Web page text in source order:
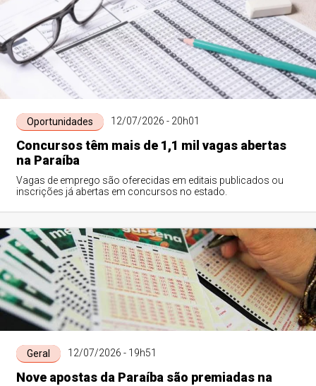
Oportunidades 12/07/2026 - 20h01
Concursos têm mais de 1,1 mil vagas abertas
na Paraíba
Vagas de emprego são oferecidas em editais publicados ou
inscrições já abertas em concursos no estado.
Geral 12/07/2026 - 19h51
Nove apostas da Paraíba são premiadas na